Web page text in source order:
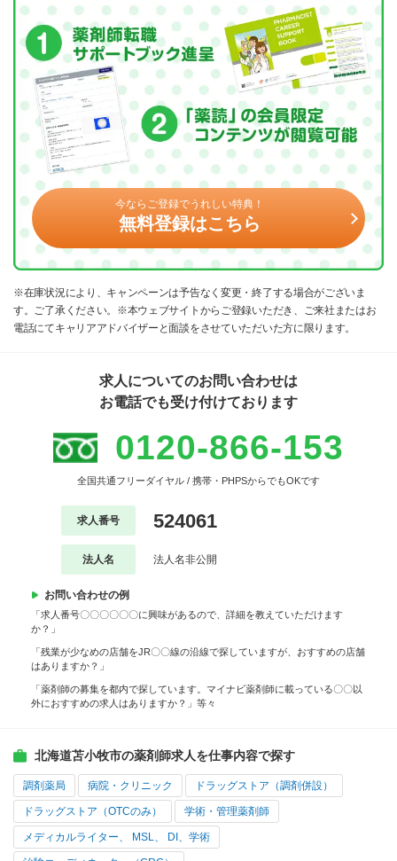
今ならご登録でうれしい特典！
無料登録はこちら
※在庫状況により、キャンペーンは予告なく変更・終了する場合がございま
す。ご了承ください。※本ウェブサイトからご登録いただき、ご来社またはお
電話にてキャリアアドバイザーと面談をさせていただいた方に限ります。
求人についてのお問い合わせは
お電話でも受け付けております
0120-866-153
全国共通フリーダイヤル / 携帯・PHPSからでもOKです
求人番号 524061
法人名 法人名非公開
お問い合わせの例
「求人番号〇〇〇〇〇〇に興味があるので、詳細を教えていただけます
か？」
「残業が少なめの店舗をJR〇〇線の沿線で探していますが、おすすめの店舗
はありますか？」
「薬剤師の募集を都内で探しています。マイナビ薬剤師に載っている〇〇以
外におすすめの求人はありますか？」等々
北海道苫小牧市の薬剤師求人を仕事内容で探す
調剤薬局 病院・クリニック ドラッグストア（調剤併設）
ドラッグストア（OTCのみ） 学術・管理薬剤師
メディカルライター、 MSL、 DI、学術